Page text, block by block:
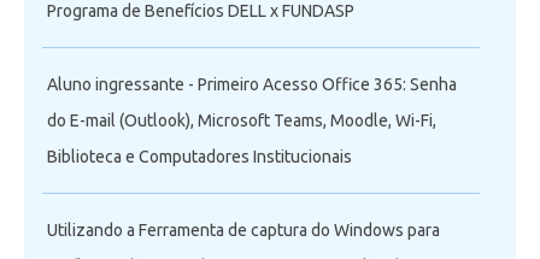
Programa de Benefícios DELL x FUNDASP
Aluno ingressante - Primeiro Acesso Office 365: Senha
do E-mail (Outlook), Microsoft Teams, Moodle, Wi-Fi,
Biblioteca e Computadores Institucionais
Utilizando a Ferramenta de captura do Windows para